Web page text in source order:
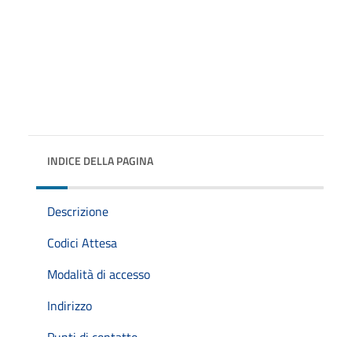
INDICE DELLA PAGINA
Descrizione
Codici Attesa
Modalità di accesso
Indirizzo